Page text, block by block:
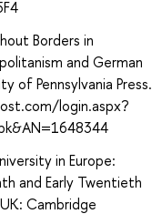
Borders in
and German
of Pennsylvania Press.
login.aspx?
in Europe:
and Early Twentieth
Cambridge